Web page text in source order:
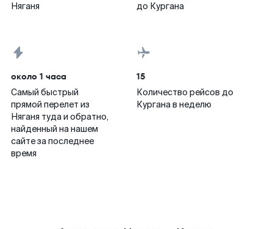
Няганя
до Кургана
около 1 часа
Самый быстрый
прямой перелет из
Няганя туда и обратно,
найденный на нашем
сайте за последнее
время
15
Количество рейсов до
Кургана в неделю